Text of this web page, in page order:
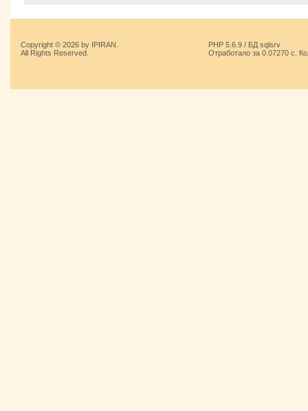
Copyright © 2026 by IPIRAN.
All Rights Reserved.
PHP 5.6.9 / БД sqlsrv
Отработало за 0.07270 с.